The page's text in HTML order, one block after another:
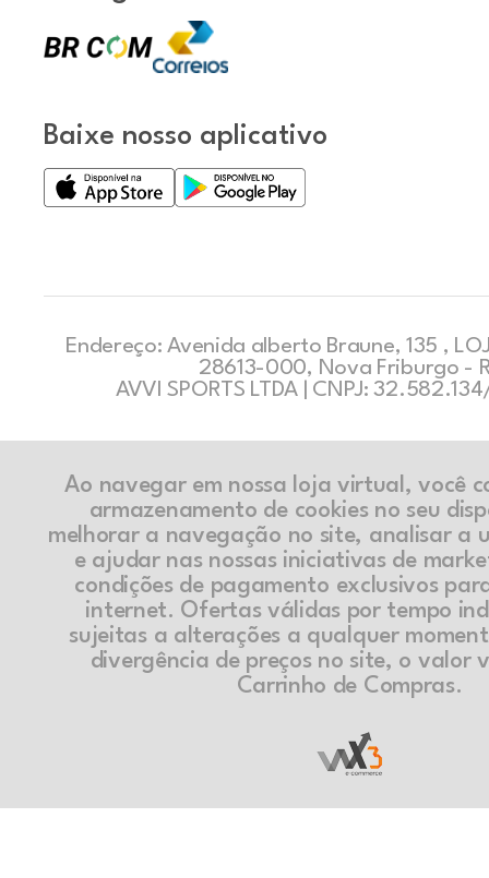
Baixe nosso aplicativo
Endereço: Avenida alberto Braune, 135 ,
28613-000, Nova Friburgo -
AVVI SPORTS LTDA | CNPJ:
Ao navegar em nossa loja virtual, você
armazenamento de cookies no seu
melhorar a navegação no site, analisar a
e ajudar nas nossas iniciativas de
condições de pagamento exclusivos
internet. Ofertas válidas por tempo
sujeitas a alterações a qualquer
divergência de preços no site, o valor
Carrinho de Compras.